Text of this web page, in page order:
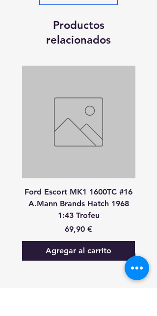
Productos
relacionados
Ford Escort MK1 1600TC #16
A.Mann Brands Hatch 1968
1:43 Trofeu
Precio
69,90 €
Agregar al carrito